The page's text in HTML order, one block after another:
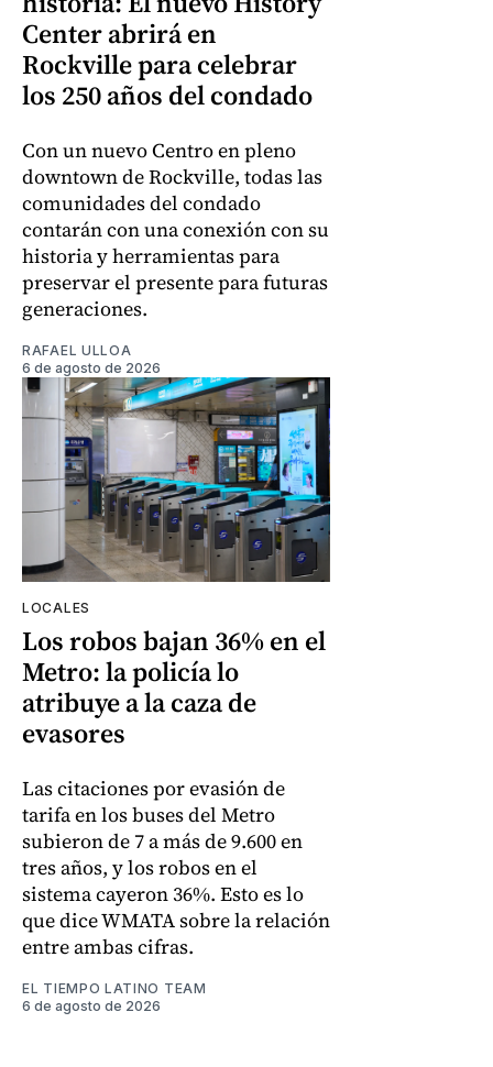
Center abrirá en
Rockville para celebrar
los 250 años del condado
Con un nuevo Centro en pleno
downtown de Rockville, todas las
comunidades del condado
contarán con una conexión con su
historia y herramientas para
preservar el presente para futuras
generaciones.
RAFAEL ULLOA
6 de agosto de 2026
LOCALES
Los robos bajan 36% en el
Metro: la policía lo
atribuye a la caza de
evasores
Las citaciones por evasión de
tarifa en los buses del Metro
subieron de 7 a más de 9.600 en
tres años, y los robos en el
sistema cayeron 36%. Esto es lo
que dice WMATA sobre la relación
entre ambas cifras.
EL TIEMPO LATINO TEAM
6 de agosto de 2026